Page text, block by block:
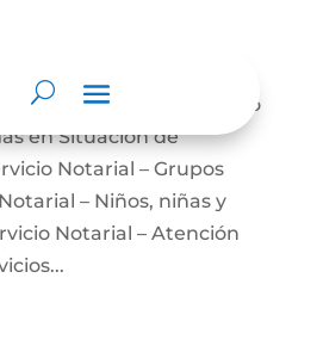
Fuerzas Militares. Servicio
en Situación de
Notarial – Grupos
– Niños, niñas y
Notarial – Atención